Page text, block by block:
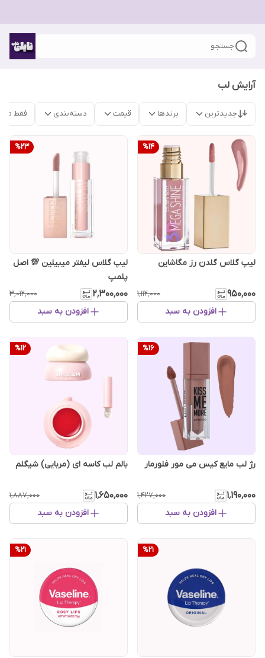
جستجو
آرایش لب
جدیدترین برندها قیمت دسته‌بندی فقط
%14
لیپ گلاس گلدن رز مگاشاین
۹۵۰٬۰۰۰ ۱٬۱۱۲٬۰۰۰
افزودن به سبد
%23
لیپ گلاس لیفتر میبیلین 💯 اصل
پلمپ
۲٬۳۰۰٬۰۰۰ ۳٬۰۱۲٬۰۰۰
افزودن به سبد
%16
رژ لب مایع کیس می مور فلورمار
۱٬۱۹۰٬۰۰۰ ۱٬۴۲۷٬۰۰۰
افزودن به سبد
%12
بالم لب کاسه ای (مربایی) شیگلم
۱٬۶۵۰٬۰۰۰ ۱٬۸۸۷٬۰۰۰
افزودن به سبد
%21
%21